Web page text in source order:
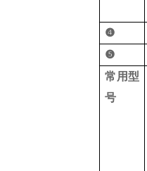
❹
❺
常用型
号